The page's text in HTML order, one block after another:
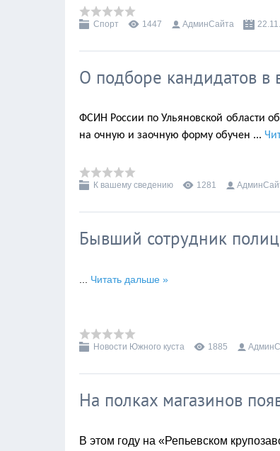
Спорт 1447 АдминСайта
О подборе кандидатов
ФСИН России по Ульяновской области
на очную и заочную форму обучен ...
К вашему сведению 1281
Бывший сотрудник
Читать дальше »
Новости Южного куста 1885
На полках магазинов
В этом году на «Репьевском